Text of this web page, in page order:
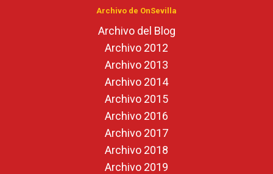
Archivo de OnSevilla
Archivo del Blog
Archivo 2012
Archivo 2013
Archivo 2014
Archivo 2015
Archivo 2016
Archivo 2017
Archivo 2018
Archivo 2019